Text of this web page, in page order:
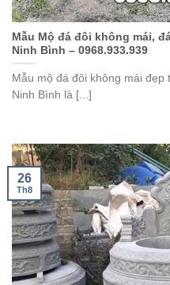
Mẫu Mộ đá đôi không mái,
Ninh Bình – 0968.933.939
Mẫu mộ đá đôi không mái
Ninh Bình là [...]
26
Th8